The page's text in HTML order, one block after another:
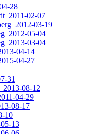
28
02-07
03-19
05-04
03-04
04-14
04-27
31
08-12
04-29
08-17
10
13